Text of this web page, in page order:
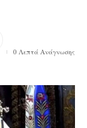
0 Λεπτά Ανάγνωσης